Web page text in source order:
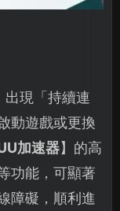
出現「持續連
動遊戲或更換
加速器】的高
功能，可顯著
障礙，順利進